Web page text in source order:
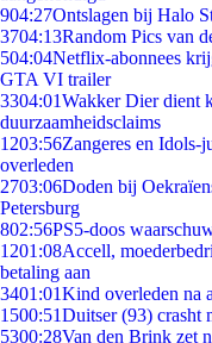
904:27Ontslagen bij Halo
3704:13Random Pics van
504:04Netflix-abonnees
GTA VI trailer
3304:01Wakker Dier dient
duurzaamheidsclaims
1203:56Zangeres en Idols-
overleden
2703:06Doden bij
Petersburg
802:56PS5-doos
1201:08Accell,
betaling aan
3401:01Kind overleden na
1500:51Duitser (93) crasht
5300:28Van den Brink zet